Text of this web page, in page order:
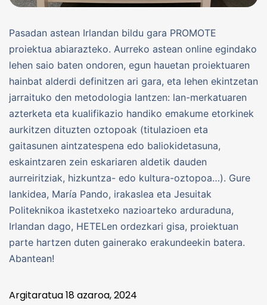
Pasadan astean Irlandan bildu gara PROMOTE
proiektua abiarazteko. Aurreko astean online egindako
lehen saio baten ondoren, egun hauetan proiektuaren
hainbat alderdi definitzen ari gara, eta lehen ekintzetan
jarraituko den metodologia lantzen: lan-merkatuaren
azterketa eta kualifikazio handiko emakume etorkinek
aurkitzen dituzten oztopoak (titulazioen eta
gaitasunen aintzatespena edo baliokidetasuna,
eskaintzaren zein eskariaren aldetik dauden
aurreiritziak, hizkuntza- edo kultura-oztopoa…). Gure
lankidea, María Pando, irakaslea eta Jesuitak
Politeknikoa ikastetxeko nazioarteko arduraduna,
Irlandan dago, HETELen ordezkari gisa, proiektuan
parte hartzen duten gainerako erakundeekin batera.
Abantean!
Argitaratua18 azaroa, 2024